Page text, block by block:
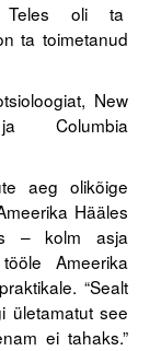
Teles oli ta
ta toimetanud
New
Columbia
aeg olikõige
Hääles
– kolm asja
Ameerika
“Sealt
ületamatut see
ei tahaks.”